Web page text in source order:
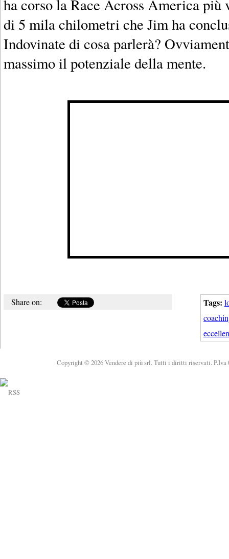
ha corso la Race Across America più
di 5 mila chilometri che Jim ha
Indovinate di cosa parlerà?
massimo il potenziale della mente.
Tags:
Share on:
Copyright © 2026 Vendere di più srl. Tutti i diritti riservati. P.Iva